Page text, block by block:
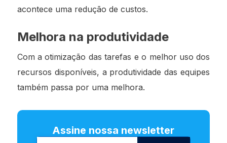
acontece uma redução de custos.
Melhora na produtividade
Com a otimização das tarefas e o melhor uso dos
recursos disponíveis, a produtividade das equipes
também passa por uma melhora.
Assine nossa newsletter